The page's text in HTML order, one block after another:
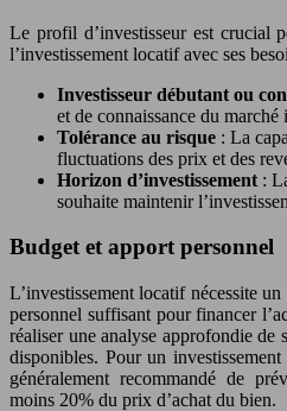
Le profil d’investisseur est crucial
l’investissement locatif avec ses
Investisseur débutant ou
et de connaissance du marché
Tolérance au risque : La
fluctuations des prix et des
Horizon d’investissement :
souhaite maintenir
Budget et apport personnel
L’investissement locatif nécessite
personnel suffisant pour financer
réaliser une analyse approfondie de
disponibles. Pour un
généralement recommandé de
moins 20% du prix d’achat du bien.